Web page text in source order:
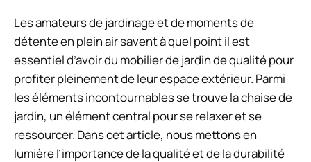
Les amateurs de jardinage et de moments de
détente en plein air savent à quel point il est
essentiel d’avoir du mobilier de jardin de qualité pour
profiter pleinement de leur espace extérieur. Parmi
les éléments incontournables se trouve la chaise de
jardin, un élément central pour se relaxer et se
ressourcer. Dans cet article, nous mettons en
lumière l’importance de la qualité et de la durabilité